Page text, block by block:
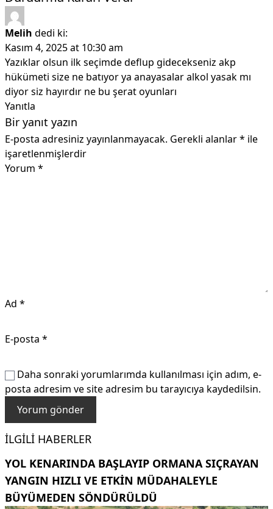
Melih dedi ki:
Kasım 4, 2025 at 10:30 am
Yazıklar olsun ilk seçimde deflup gidecekseniz akp
hükümeti size ne batıyor ya anayasalar alkol yasak mı
diyor siz hayırdır ne bu şerat oyunları
Yanıtla
Bir yanıt yazın
E-posta adresiniz yayınlanmayacak. Gerekli alanlar* ile
işaretlenmişlerdir
Yorum *
Ad *
E-posta *
Daha sonraki yorumlarımda kullanılması için adım, e-
posta adresim ve site adresim bu tarayıcıya kaydedilsin.
İLGILI HABERLER
YOL KENARINDA BAŞLAYIP ORMANA SIÇRAYAN
YANGIN HIZLI VE ETKIN MÜDAHALEYLE
BÜYÜMEDEN SÖNDÜRÜLDÜ